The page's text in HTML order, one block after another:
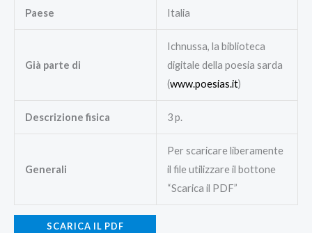
Paese Italia
Già parte di
Ichnussa, la biblioteca
digitale della poesia sarda
(www.poesias.it)
Descrizione fisica 3 p.
Generali
Per scaricare liberamente
il file utilizzare il bottone
“Scarica il PDF”
SCARICA IL PDF